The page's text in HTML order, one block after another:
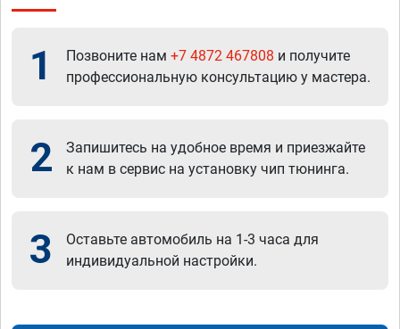
1 Позвоните нам +7 4872 467808 и получите
профессиональную консультацию у мастера.
2
Запишитесь на удобное время и приезжайте
к нам в сервис на установку чип тюнинга.
3
Оставьте автомобиль на 1-3 часа для
индивидуальной настройки.